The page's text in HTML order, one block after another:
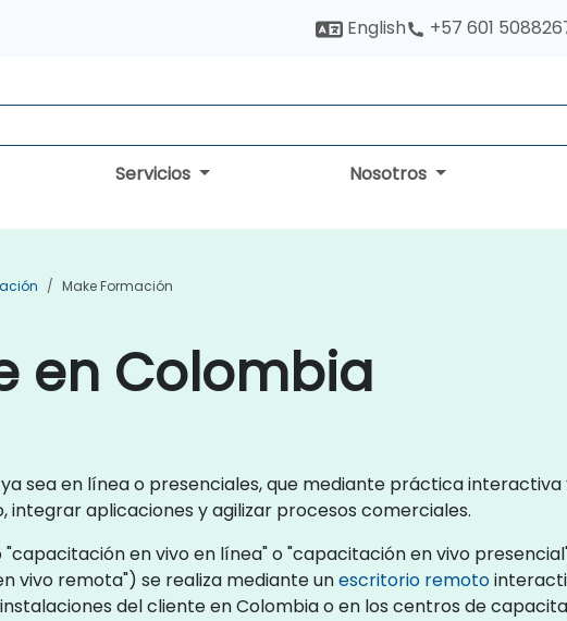
English +57 601
Servicios Nosotros
Make Formación
en Colombia
sea en línea o presenciales, que mediante práctica
aplicaciones y agilizar procesos comerciales.
en vivo en línea" o "capacitación en vivo
vivo remota") se realiza mediante unescritorio remoto
del cliente en Colombia o en los centros de